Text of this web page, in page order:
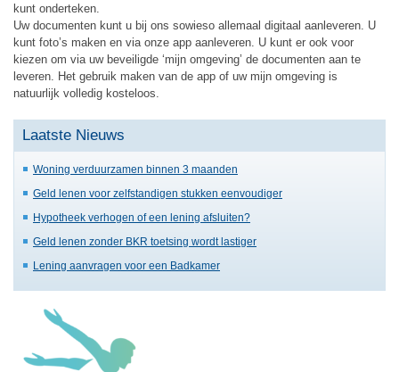
kunt onderteken.
Uw documenten kunt u bij ons sowieso allemaal digitaal aanleveren. U
kunt foto’s maken en via onze app aanleveren. U kunt er ook voor
kiezen om via uw beveiligde ‘mijn omgeving’ de documenten aan te
leveren. Het gebruik maken van de app of uw mijn omgeving is
natuurlijk volledig kosteloos.
Laatste Nieuws
Woning verduurzamen binnen 3 maanden
Geld lenen voor zelfstandigen stukken eenvoudiger
Hypotheek verhogen of een lening afsluiten?
Geld lenen zonder BKR toetsing wordt lastiger
Lening aanvragen voor een Badkamer